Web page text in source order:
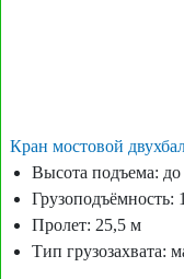
Кран мостовой
Высота подъема:
Грузоподъёмность:
Пролет: 25,5 м
Тип грузозахвата: